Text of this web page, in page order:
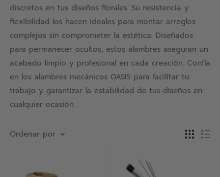
discretos en tus diseños florales. Su resistencia y
flexibilidad los hacen ideales para montar arreglos
complejos sin comprometer la estética. Diseñados
para permanecer ocultos, estos alambres aseguran un
acabado limpio y profesional en cada creación. Confía
en los alambres mecánicos OASIS para facilitar tu
trabajo y garantizar la estabilidad de tus diseños en
cualquier ocasión.
Ordenar por